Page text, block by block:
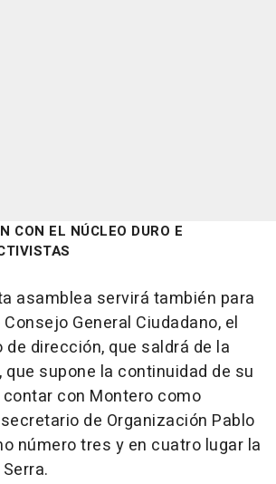
CON EL NÚCLEO DURO E
asamblea servirá también para
General Ciudadano, el
dirección, que saldrá de la
que supone la continuidad de su
con Montero como
de Organización Pablo
número tres y en cuatro lugar la